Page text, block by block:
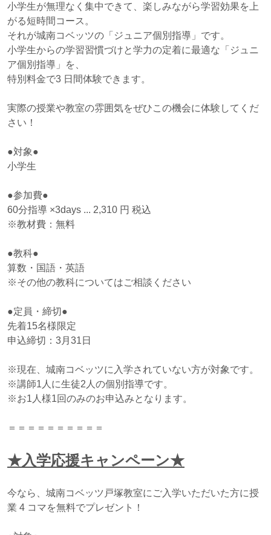
小学生が無理なく集中できて、楽しみながら学習効果を上
がる短時間コース。
それが城南コベッツの「ジュニア個別指導」です。
小学生からの学習習慣づけと学力の定着に最適な「ジュニ
ア個別指導」を、
特別料金で3 日間体験できます。
実際の授業や教室の雰囲気をぜひこの機会に体験してくだ
さい！
●対象●
小学生
●参加費●
60分指導 ×3days ... 2,310 円 税込
※教材費：無料
●教科●
算数・国語・英語
※その他の教科についてはご相談ください
●定員・締切●
先着15名様限定
申込締切：3月31日
※現在、城南コベッツに入学されていない方が対象です。
※講師1人に生徒2人の個別指導です。
※お1人様1回のみのお申込みとなります。
＝＝＝＝＝＝＝＝＝＝
★入学応援キャンペーン★
今なら、城南コベッツ戸塚教室にご入学いただいた方に授
業 4 コマを無料でプレゼント！